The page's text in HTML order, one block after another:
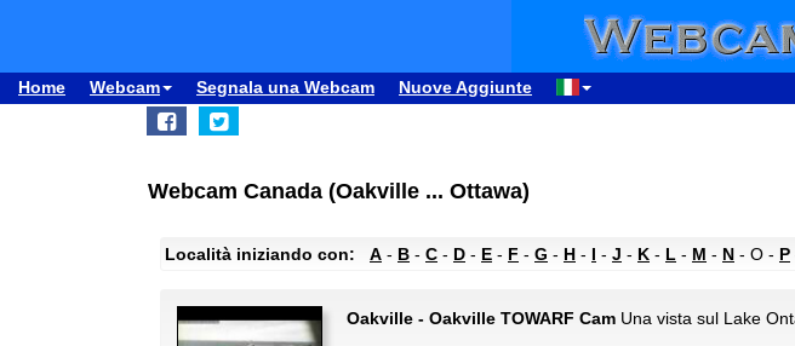
Home Webcam Segnala una Webcam Nuove Aggiunte
Webcam Canada (Oakville ... Ottawa)
Località iniziando con: A - B - C - D - E - F - G - H - I - J - K - L - M - N - O - P
Oakville - Oakville TOWARF Cam Una vista sul Lake